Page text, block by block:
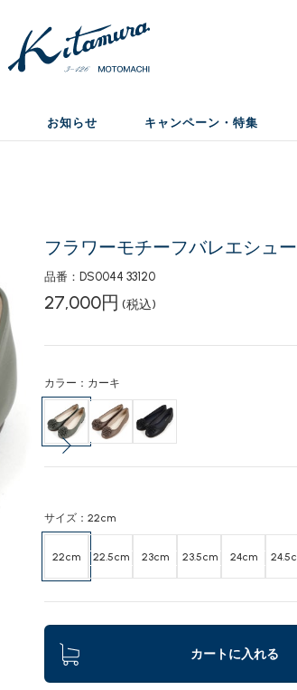
お知らせ キャンペーン・特集
フラワーモチーフバレエシュ
品番：DS0044 33120
27,000円 (税込)
カラー：カーキ
サイズ：22cm
22cm 22.5cm 23cm 23.5cm 24cm
カートに入れる